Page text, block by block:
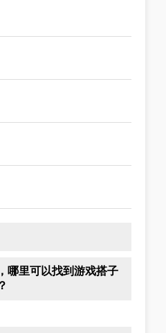
哪里可以找到游戏搭子